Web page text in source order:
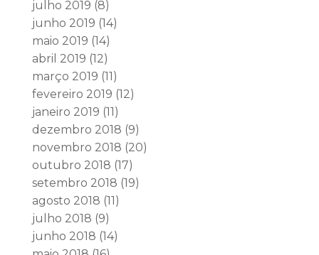
julho 2019 (8)
junho 2019 (14)
maio 2019 (14)
abril 2019 (12)
março 2019 (11)
fevereiro 2019 (12)
janeiro 2019 (11)
dezembro 2018 (9)
novembro 2018 (20)
outubro 2018 (17)
setembro 2018 (19)
agosto 2018 (11)
julho 2018 (9)
junho 2018 (14)